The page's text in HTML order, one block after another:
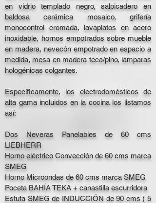
en vidrio templado negro, salpicadero en
baldosa cerámica mosaico, grifería
monocontrol cromada, lavaplatos en acero
inoxidable, hornos empotrados sobre mueble
en madera, nevecón empotrado en espacio a
medida, mesa en madera teca/pino, lámparas
hologénicas colgantes.
Específicamente, los electrodomésticos de
alta gama incluidos en la cocina los listamos
así:
Dos Neveras Panelables de 60 cms
LIEBHERR
Horno eléctrico Convección de 60 cms marca
SMEG
Horno Microondas de 60 cms marca SMEG
Poceta BAHÍA TEKA + canastilla escurridora
Estufa SMEG de INDUCCIÓN de 90 cms ( 5